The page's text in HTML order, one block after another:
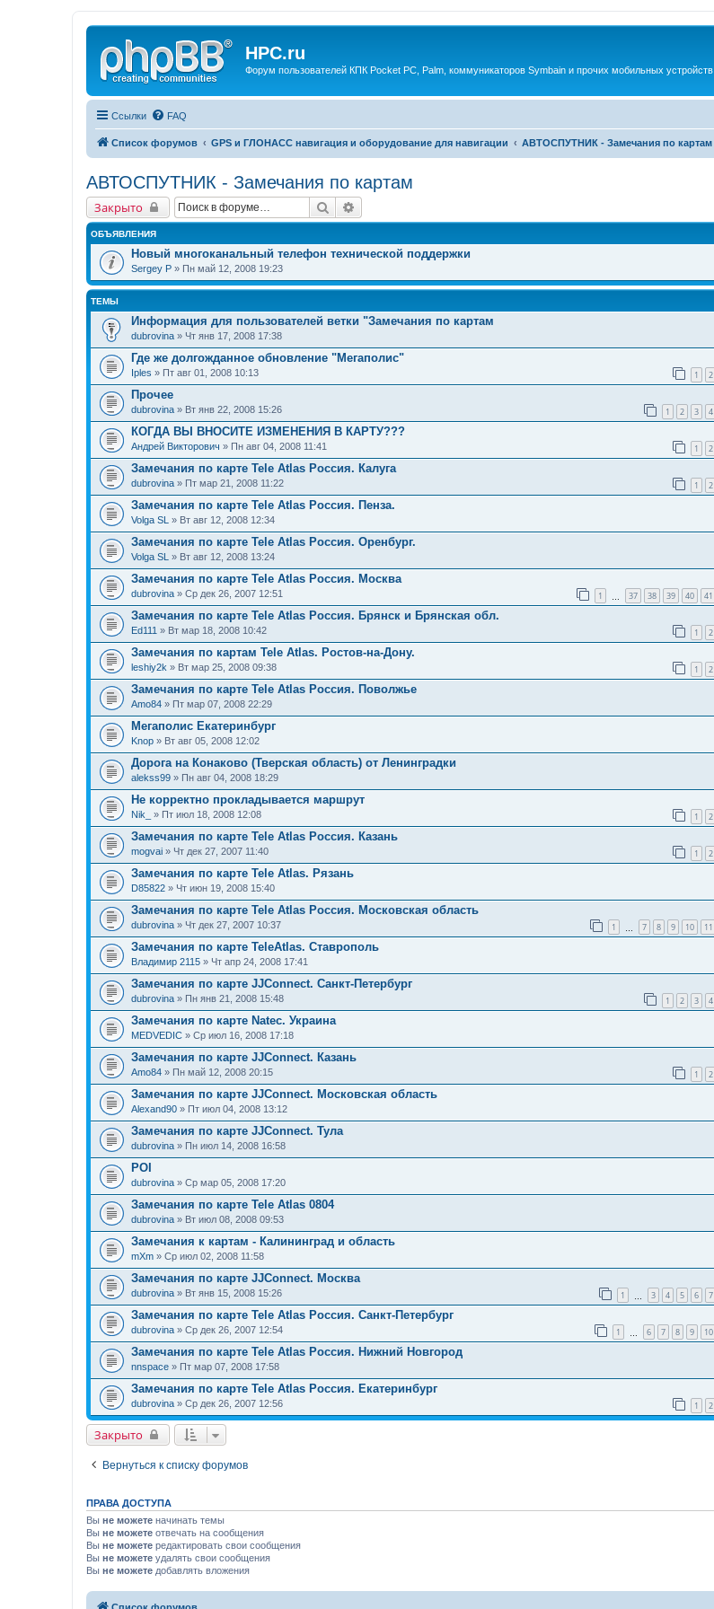
HPC.ru
Форум пользователей КПК Pocket PC, Palm, коммуникаторов Symbain и прочих мобильных устройств
Ссылки FAQ
Список форумов GPS и ГЛОНАСС навигация и оборудование для навигации АВТОСПУТНИК - Замечания по картам
АВТОСПУТНИК - Замечания по картам
Закрыто Поиск
ОБЪЯВЛЕНИЯ
Новый многоканальный телефон технической поддержки
Sergey P » Пн май 12, 2008 19:23
ТЕМЫ
Информация для пользователей ветки "Замечания по картам
dubrovina » Чт янв 17, 2008 17:38
Где же долгожданное обновление "Мегаполис"
Iples » Пт авг 01, 2008 10:13 1 2
Прочее
dubrovina » Вт янв 22, 2008 15:26 1 2 3 4
КОГДА ВЫ ВНОСИТЕ ИЗМЕНЕНИЯ В КАРТУ???
Андрей Викторович » Пн авг 04, 2008 11:41 1 2
Замечания по карте Tele Atlas Россия. Калуга
dubrovina » Пт мар 21, 2008 11:22 1 2
Замечания по карте Tele Atlas Россия. Пенза.
Volga SL » Вт авг 12, 2008 12:34
Замечания по карте Tele Atlas Россия. Оренбург.
Volga SL » Вт авг 12, 2008 13:24
Замечания по карте Tele Atlas Россия. Москва
dubrovina » Ср дек 26, 2007 12:51 1 37 38 39 40 41
Замечания по карте Tele Atlas Россия. Брянск и Брянская обл.
Ed111 » Вт мар 18, 2008 10:42 1 2
Замечания по картам Tele Atlas. Ростов-на-Дону.
leshiy2k » Вт мар 25, 2008 09:38 1 2
Замечания по карте Tele Atlas Россия. Поволжье
Amo84 » Пт мар 07, 2008 22:29
Мегаполис Екатеринбург
Knop » Вт авг 05, 2008 12:02
Дорога на Конаково (Тверская область) от Ленинградки
alekss99 » Пн авг 04, 2008 18:29
Не корректно прокладывается маршрут
Nik_ » Пт июл 18, 2008 12:08 1 2
Замечания по карте Tele Atlas Россия. Казань
mogvai » Чт дек 27, 2007 11:40 1 2
Замечания по карте Tele Atlas. Рязань
D85822 » Чт июн 19, 2008 15:40
Замечания по карте Tele Atlas Россия. Московская область
dubrovina » Чт дек 27, 2007 10:37 1 7 8 9 10 11
Замечания по карте TeleAtlas. Ставрополь
Владимир 2115 » Чт апр 24, 2008 17:41
Замечания по карте JJConnect. Санкт-Петербург
dubrovina » Пн янв 21, 2008 15:48 1 2 3 4
Замечания по карте Natec. Украина
MEDVEDIC » Ср июл 16, 2008 17:18
Замечания по карте JJСonnect. Казань
Amo84 » Пн май 12, 2008 20:15 1 2
Замечания по карте JJConnect. Московская область
Alexand90 » Пт июл 04, 2008 13:12
Замечания по карте JJСonnect. Тула
dubrovina » Пн июл 14, 2008 16:58
POI
dubrovina » Ср мар 05, 2008 17:20
Замечания по карте Tele Atlas 0804
dubrovina » Вт июл 08, 2008 09:53
Замечания к картам - Калининград и область
mXm » Ср июл 02, 2008 11:58
Замечания по карте JJConnect. Москва
dubrovina » Вт янв 15, 2008 15:26 1 3 4 5 6 7
Замечания по карте Tele Atlas Россия. Санкт-Петербург
dubrovina » Ср дек 26, 2007 12:54 1 6 7 8 9 10
Замечания по карте Tele Atlas Россия. Нижний Новгород
nnspace » Пт мар 07, 2008 17:58
Замечания по карте Tele Atlas Россия. Екатеринбург
dubrovina » Ср дек 26, 2007 12:56 1 2
Закрыто
Вернуться к списку форумов
ПРАВА ДОСТУПА
Вы не можете начинать темы
Вы не можете отвечать на сообщения
Вы не можете редактировать свои сообщения
Вы не можете удалять свои сообщения
Вы не можете добавлять вложения